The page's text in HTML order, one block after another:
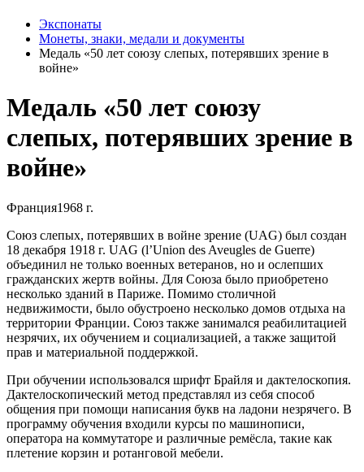
Экспонаты
Монеты, знаки, медали и документы
Медаль «50 лет союзу слепых, потерявших зрение в
войне»
Медаль «50 лет союзу
слепых, потерявших зрение в
войне»
Франция1968 г.
Союз слепых, потерявших в войне зрение (UAG) был создан
18 декабря 1918 г. UAG (l’Union des Aveugles de Guerre)
объединил не только военных ветеранов, но и ослепших
гражданских жертв войны. Для Союза было приобретено
несколько зданий в Париже. Помимо столичной
недвижимости, было обустроено несколько домов отдыха на
территории Франции. Союз также занимался реабилитацией
незрячих, их обучением и социализацией, а также защитой
прав и материальной поддержкой.
При обучении использовался шрифт Брайля и дактелоскопия.
Дактелоскопический метод представлял из себя способ
общения при помощи написания букв на ладони незрячего. В
программу обучения входили курсы по машинописи,
оператора на коммутаторе и различные ремёсла, такие как
плетение корзин и ротанговой мебели.